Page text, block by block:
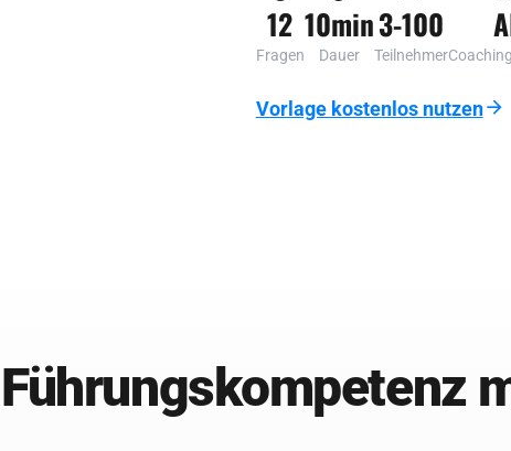
12
Fragen
10min
Dauer
3-100
Teilnehmer
Vorlage kostenlos nutzen